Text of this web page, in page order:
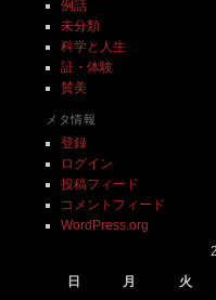
例話
未分類
科学と人生
証・体験
賛美
メタ情報
登録
ログイン
投稿フィード
コメントフィード
WordPress.org
日
月 火